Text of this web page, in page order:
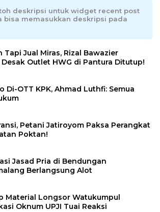
deskripsi untuk widget recent post
bisa memasukkan deskripsi pada
Tapi Jual Miras, Rizal Bawazier
Outlet HWG di Pantura Ditutup!
Di-OTT KPK, Ahmad Luthfi: Semua
Petani Jatiroyom Paksa Perangkat
Poktan!
Jasad Pria di Bendungan
Berlangsung Alot
Material Longsor Watukumpul
Oknum UPJI Tuai Reaksi